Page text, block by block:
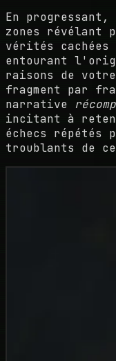
En progressant,
zones révélant
vérités
entourant
raisons de
fragment par
narrative
incitant à
échecs répétés
troublants de